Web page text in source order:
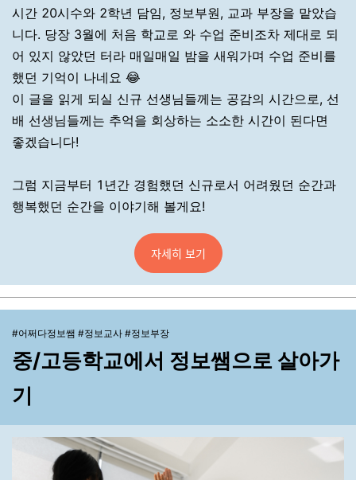
시간 20시수와 2학년 담임, 정보부원, 교과 부장을 맡았습
니다. 당장 3월에 처음 학교로 와 수업 준비조차 제대로 되
어 있지 않았던 터라 매일매일 밤을 새워가며 수업 준비를
했던 기억이 나네요 😂
이 글을 읽게 되실 신규 선생님들께는 공감의 시간으로, 선
배 선생님들께는 추억을 회상하는 소소한 시간이 된다면
좋겠습니다!
그럼 지금부터 1년간 경험했던 신규로서 어려웠던 순간과
행복했던 순간을 이야기해 볼게요!
자세히 보기
#어쩌다정보쌤 #정보교사 #정보부장
중/고등학교에서 정보쌤으로 살아가
기